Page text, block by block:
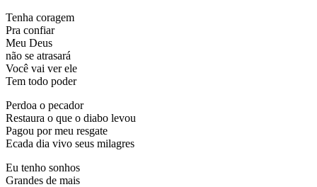
Tenha coragem
Pra confiar
Meu Deus
não se atrasará
Você vai ver ele
Tem todo poder
Perdoa o pecador
Restaura o que o diabo levou
Pagou por meu resgate
Ecada dia vivo seus milagres
Eu tenho sonhos
Grandes de mais